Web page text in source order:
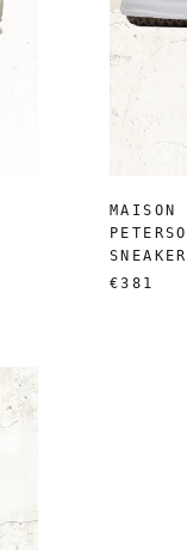
MAISON
SNEAKER
€381